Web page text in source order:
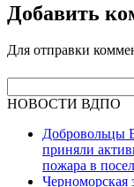
Добавить
Для отправки
НОВОСТИ ВДПО
Добровольцы
приняли
пожара в
Черноморская